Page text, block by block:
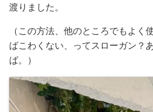
渡りました。
（この方法、他のところでもよく
ばこわくない、ってスローガン？
ば。）